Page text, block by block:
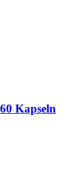
Kapseln